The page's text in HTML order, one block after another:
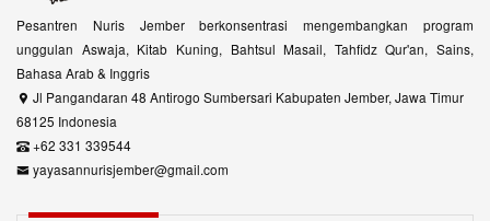
Pesantren Nuris Jember berkonsentrasi mengembangkan program
unggulan Aswaja, Kitab Kuning, Bahtsul Masail, Tahfidz Qur'an, Sains,
Bahasa Arab & Inggris
Jl Pangandaran 48 Antirogo Sumbersari Kabupaten Jember, Jawa Timur
68125 Indonesia
+62 331 339544
yayasannurisjember@gmail.com